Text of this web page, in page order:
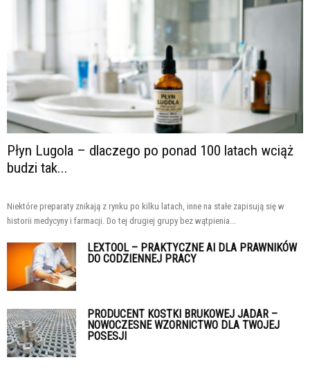
Płyn Lugola – dlaczego po ponad 100 latach wciąż
budzi tak...
Niektóre preparaty znikają z rynku po kilku latach, inne na stałe zapisują się w
historii medycyny i farmacji. Do tej drugiej grupy bez wątpienia...
LEXTOOL – PRAKTYCZNE AI DLA PRAWNIKÓW
DO CODZIENNEJ PRACY
PRODUCENT KOSTKI BRUKOWEJ JADAR –
NOWOCZESNE WZORNICTWO DLA TWOJEJ
POSESJI